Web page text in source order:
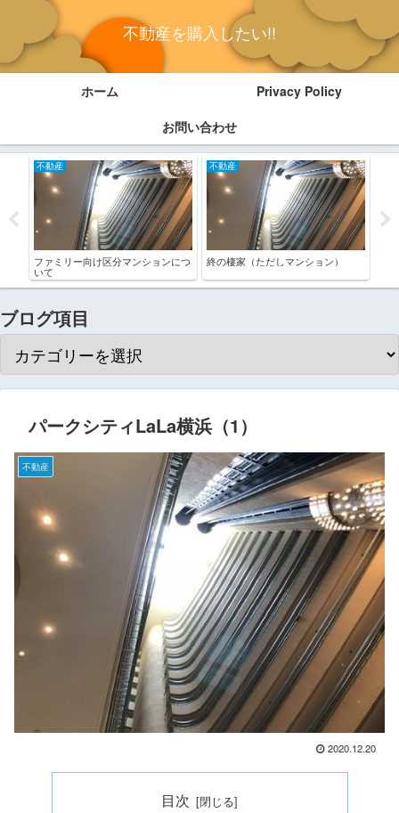
不動産を購入したい!!
ホーム
Privacy Policy
お問い合わせ
不動産
ファミリー向け区分マンションにつ
いて
不動産
終の棲家（ただしマンション）
ブログ項目
パークシティLaLa横浜（1）
不動産
2020.12.20
目次